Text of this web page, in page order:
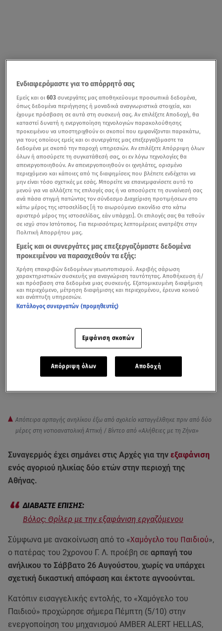
Απόπειρα αρπαγής ανηλίκου έξω από σχολείο καταγγέλθηκε πριν από δύο
μέρες στη νοτιοανατολική Αττική / Βίντεο από «Αλήθειες με τη Ζήνα»
Συναγερμός έχει σημάνει στις Αρχές για την εξαφάνιση
ενός αγοριού ηλικίας δύο ετών στην περιοχή της
Αθήνας.
Βόλος: Θρίλερ με την εξαφάνιση εργαζόμενου
Σύμφωνα με ανακοίνωση από το «Χαμόγελο του Παιδιού»,
ο πατέρας του 2χρονου Γ. Λ. προέβη σε αρπαγή του
ανήλικου το Σάββατο 26 Αυγούστου, χωρίς να υπάρχει
σχετική δικαστική απόφαση και έκτοτε αγνοούνται.
Κατόπιν εισαγγελικής εντολής, το «Χαμόγελο του
Παιδιού» προχώρησε σήμερα Πέμπτη (5/10) στην
ενεργοποίηση του μηχανισμού AMBER ALERT HELLAS,
Ενδιαφερόμαστε για το απόρρητό σας
Εμείς και οι603 συνεργάτες μας αποθηκεύουμε προσωπικά δεδομένα,
όπως δεδομένα περιήγησης ή μοναδικά αναγνωριστικά στοιχεία, και
έχουμε πρόσβαση σε αυτά στη συσκευή σας. Αν επιλέξετε Αποδοχή, θα
καταστεί δυνατή η ενεργοποίηση τεχνολογιών παρακολούθησης
προκειμένου να υποστηριχθούν οι σκοποί που εμφανίζονται παρακάτω,
για τους οποίους εμείς και οι συνεργάτες μας επεξεργαζόμαστε τα
δεδομένα με σκοπό την παροχή υπηρεσιών. Αν επιλέξετε Απόρριψη όλων
όλων ή αποσύρετε τη συγκατάθεσή σας, οι εν λόγω τεχνολογίες θα
απενεργοποιηθούν. Αν απενεργοποιηθούν οι ιχνηλάτες, ορισμένο
περιεχόμενο και κάποιες από τις διαφημίσεις που βλέπετε ενδέχεται να
μην είναι τόσο σχετικές με εσάς. Μπορείτε να επανεμφανίσετε αυτό το
μενού για να αλλάξετε τις επιλογές σας ή να αποσύρετε τη συναίνεσή σας
ανά πάσα στιγμή πατώντας τον σύνδεσμο Διαχείριση προτιμήσεων στο
κάτω μέρος της ιστοσελίδας [ή το αιωρούμενο εικονίδιο στο κάτω
αριστερό μέρος της ιστοσελίδας, εάν υπάρχει]. Οι επιλογές σας θα τεθούν
σε ισχύ στον Ιστότοπος. Για περισσότερες λεπτομέρειες ανατρέξτε στην
Πολιτική Απορρήτου μας.
Εμείς και οι συνεργάτες μας επεξεργαζόμαστε δεδομένα
προκειμένου να παρασχεθούν τα εξής:
Χρήση επακριβών δεδομένων γεωεντοπισμού. Ακριβής σάρωση
χαρακτηριστικών συσκευής για αναγνώριση ταυτότητας. Αποθήκευση ή/
και πρόσβαση στα δεδομένα μιας συσκευής. Εξατομικευμένη διαφήμιση
και περιεχόμενο, μέτρηση διαφήμισης και περιεχομένου, έρευνα κοινού
και ανάπτυξη υπηρεσιών.
Κατάλογος συνεργατών (προμηθευτές)
Εμφάνιση σκοπών
Απόρριψη όλων Αποδοχή